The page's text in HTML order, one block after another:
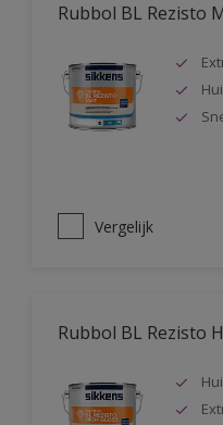
Rubbol BL Rezisto
Vergelijk
Rubbol BL Rezisto